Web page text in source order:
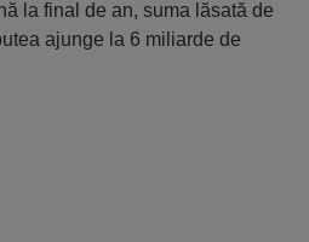
la final de an, suma lăsată de
ajunge la 6 miliarde de